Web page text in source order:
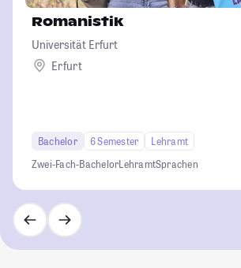
Romanistik
Universität Erfurt
Erfurt
Bachelor 6 Semester
Lehramt
Zwei-Fach-BachelorLehramtSprachen